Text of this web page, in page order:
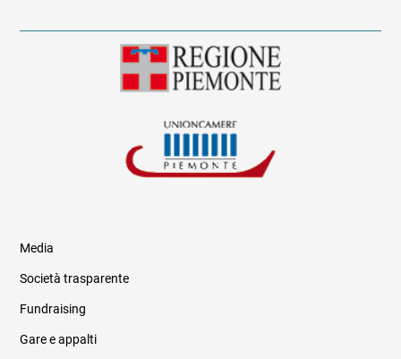
Informazioni legali e trasparenza
Media
Società trasparente
Fundraising
Gare e appalti